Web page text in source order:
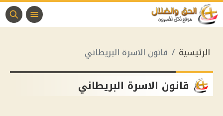
الرئيسية قانون الاسرة البريطاني
قانون الاسرة البريطاني